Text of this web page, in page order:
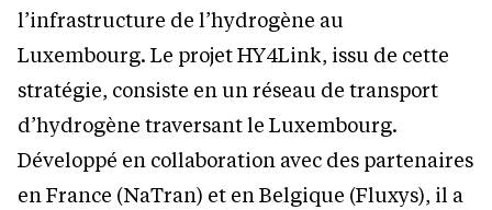
l’infrastructure de l’hydrogène au
Luxembourg. Le projet HY4Link, issu de cette
stratégie, consiste en un réseau de transport
d’hydrogène traversant le Luxembourg.
Développé en collaboration avec des partenaires
en France (NaTran) et en Belgique (Fluxys), il a